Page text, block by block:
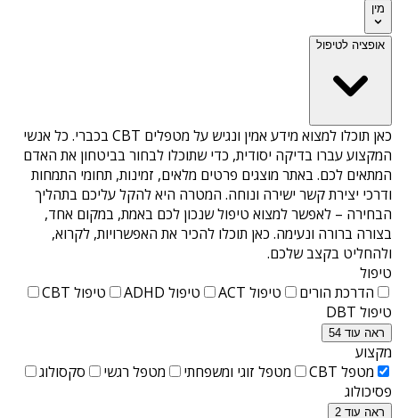
מין
אופציה לטיפול
כאן תוכלו למצוא מידע אמין ונגיש על מטפלים CBT בכברי
. כל אנשי
המקצוע עברו בדיקה יסודית, כדי שתוכלו לבחור בביטחון את האדם
המתאים לכם. באתר מוצגים פרטים מלאים, זמינות, תחומי התמחות
ודרכי יצירת קשר ישירה ונוחה. המטרה היא להקל עליכם בתהליך
הבחירה – לאפשר למצוא טיפול שנכון לכם באמת, במקום אחד,
בצורה ברורה ונעימה. כאן תוכלו להכיר את האפשרויות, לקרוא,
ולהחליט בקצב שלכם.
טיפול
הדרכת הורים
טיפול ACT טיפול ADHD
טיפול CBT
טיפול DBT
ראה עוד 54
מקצוע
מטפל CBT
מטפל זוגי ומשפחתי מטפל רגשי
סקסולוג
פסיכולוג
ראה עוד 2